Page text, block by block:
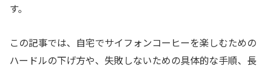
す。
この記事では、自宅でサイフォンコーヒーを楽しむための
ハードルの下げ方や、失敗しないための具体的な手順、長